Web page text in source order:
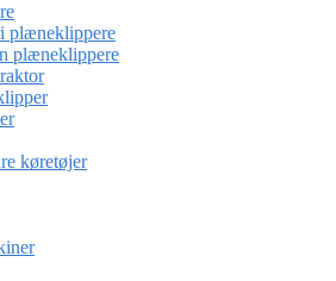
plæneklippere
plæneklippere
køretøjer